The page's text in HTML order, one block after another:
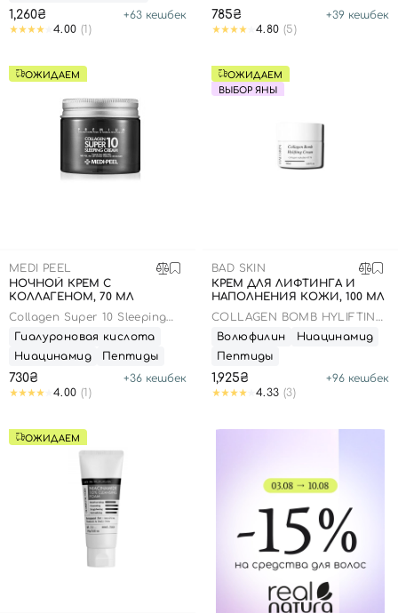
1,260₴ +63 кешбек
4.00 (1)
785₴ +39 кешбек
4.80 (5)
ОЖИДАЕМ
MEDI PEEL
НОЧНОЙ КРЕМ С
КОЛЛАГЕНОМ, 70 МЛ
Collagen Super 10 Sleeping
Cream
Гиалуроновая кислота
Ниацинамид
Пептиды
730₴ +36 кешбек
4.00 (1)
ОЖИДАЕМ
ВЫБОР ЯНЫ
BAD SKIN
КРЕМ ДЛЯ ЛИФТИНГА И
НАПОЛНЕНИЯ КОЖИ, 100 МЛ
COLLAGEN BOMB HYLIFTING
CREAM
Волюфилин
Ниацинамид
Пептиды
1,925₴ +96 кешбек
4.33 (3)
ОЖИДАЕМ